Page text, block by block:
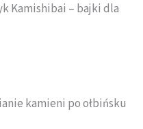
Kamishibai – bajki dla
kamieni po ołbińsku